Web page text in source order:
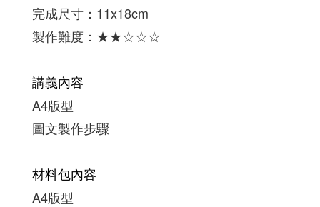
完成尺寸： 11x18cm
製作難度：★★☆☆☆
講義內容
A4版型
圖文製作步驟
材料包內容
A4版型